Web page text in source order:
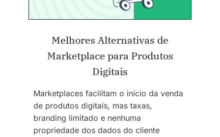
Melhores Alternativas de
Marketplace para Produtos
Digitais
Marketplaces facilitam o início da venda
de produtos digitais, mas taxas,
branding limitado e nenhuma
propriedade dos dados do cliente